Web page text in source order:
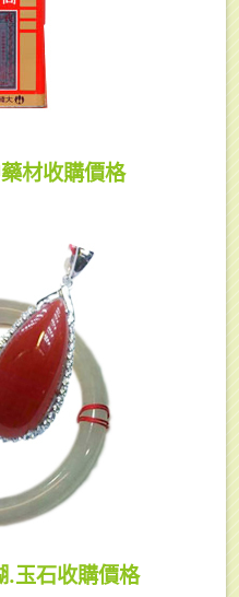
材收購價格
.玉石收購價格